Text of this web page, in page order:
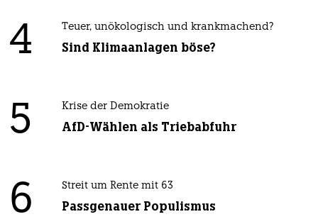
4 Teuer, unökologisch und krankmachend?
Sind Klimaanlagen böse?
5 Krise der Demokratie
AfD-Wählen als Triebabfuhr
6 Streit um Rente mit 63
Passgenauer Populismus